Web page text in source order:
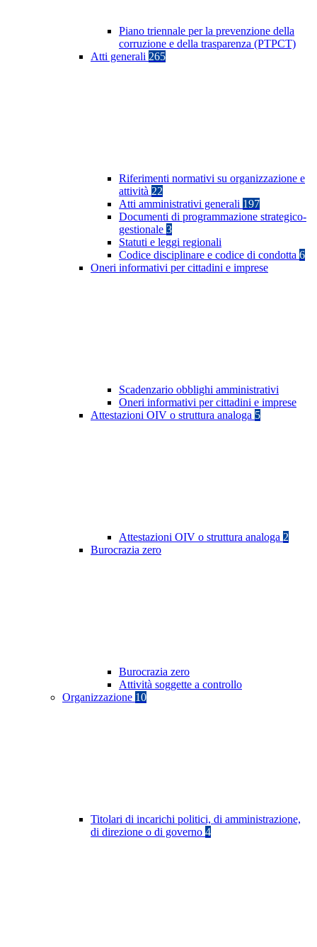
Piano triennale per la prevenzione della
corruzione e della trasparenza (PTPCT)
Atti generali 265
Riferimenti normativi su organizzazione e
attività 22
Atti amministrativi generali 197
Documenti di programmazione strategico-
gestionale 3
Statuti e leggi regionali
Codice disciplinare e codice di condotta 6
Oneri informativi per cittadini e imprese
Scadenzario obblighi amministrativi
Oneri informativi per cittadini e imprese
Attestazioni OIV o struttura analoga 5
Attestazioni OIV o struttura analoga 2
Burocrazia zero
Burocrazia zero
Attività soggette a controllo
Organizzazione 10
Titolari di incarichi politici, di amministrazione,
di direzione o di governo 4